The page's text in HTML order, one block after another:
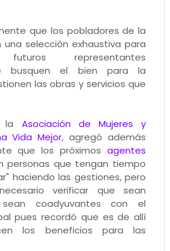
que los pobladores de la
una selección exhaustiva para
representantes
busquen el bien para la
las obras y servicios que
la Asociación de Mujeres y
Vida Mejor, agregó además
que los próximosagentes
personas que tengan tiempo
haciendo las gestiones, pero
verificar que sean
coadyuvantes con el
pues recordó que es de allí
los beneficios para las